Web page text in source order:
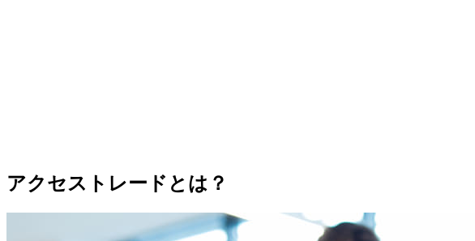
アクセストレードとは？